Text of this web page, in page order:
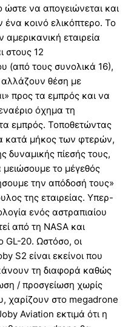
ώστε να απογειώνεται και
κοινό ελικόπτερο. Το
εταιρεία
στους 12
(από τους συνολικά 16),
αλλάζουν θέση με
προς τα εμπρός και να
όχημα τη
εμπρός. Τοποθετώντας
κατά μήκος των φτερών,
δυναμικής πίεσής τους,
μειώσουμε το μέγεθός
την απόδοσή τους»
της εταιρείας. Υπερ-
ενός αστραπιαίου
από τη NASA και
GL-20. Ωστόσο, οι
S2 είναι εκείνοι που
τη διαφορά καθώς
/ προσγείωση χωρίς
χαρίζουν στο megadrone
Aviation εκτιμά ότι η